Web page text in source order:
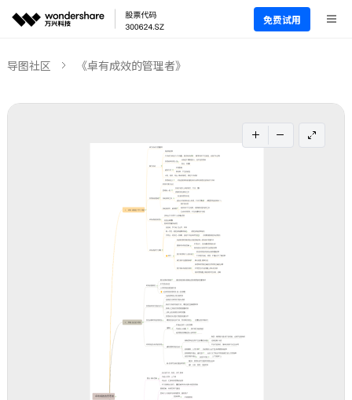
免费试用
导图社区 《卓有成效的管理者》